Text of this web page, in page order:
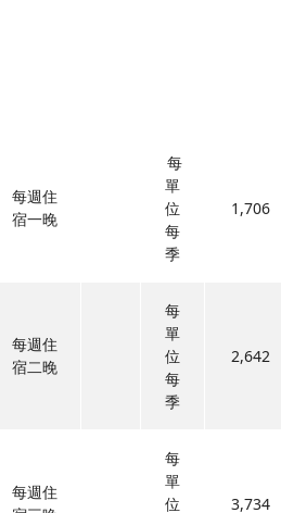
每週住
宿一晚
每
單
位
每
季
1,706
每週住
宿二晚
每
單
位
每
季
2,642
每週住
每
單
位
3,734